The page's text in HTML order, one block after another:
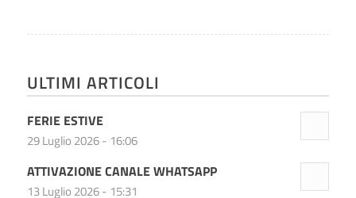
ULTIMI ARTICOLI
FERIE ESTIVE
29 Luglio 2026 - 16:06
ATTIVAZIONE CANALE WHATSAPP
13 Luglio 2026 - 15:31